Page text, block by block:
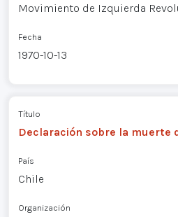
Movimiento de Izquierda
Fecha
1970-10-13
Título
Declaración sobre la muerte
País
Chile
Organización